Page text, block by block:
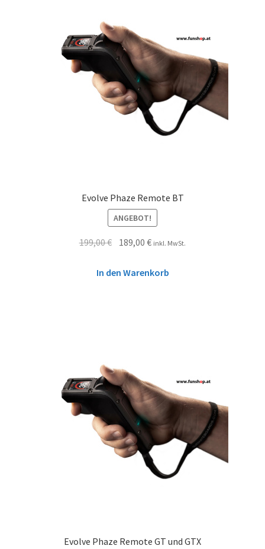
Evolve Phaze Remote BT
ANGEBOT!
199,00€ 189,00€ inkl. MwSt.
In den Warenkorb
Evolve Phaze Remote GT und GTX